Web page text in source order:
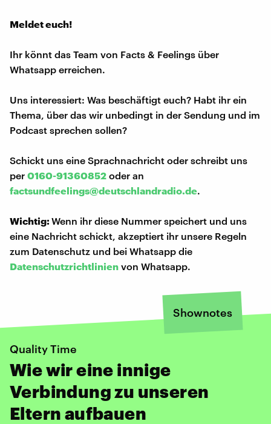
Meldet euch!
Ihr könnt das Team von Facts & Feelings über
Whatsapp erreichen.
Uns interessiert: Was beschäftigt euch? Habt ihr ein
Thema, über das wir unbedingt in der Sendung und im
Podcast sprechen sollen?
Schickt uns eine Sprachnachricht oder schreibt uns
per 0160-91360852 oder an
factsundfeelings@deutschlandradio.de.
Wichtig:Wenn ihr diese Nummer speichert und uns
eine Nachricht schickt, akzeptiert ihr unsere Regeln
zum Datenschutz und bei Whatsapp die
Datenschutzrichtlinien von Whatsapp.
Shownotes
Quality Time
Wie wir eine innige
Verbindung zu unseren
Eltern aufbauen